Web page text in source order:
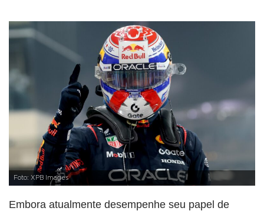
Foto: XPB Images
Embora atualmente desempenhe seu papel de